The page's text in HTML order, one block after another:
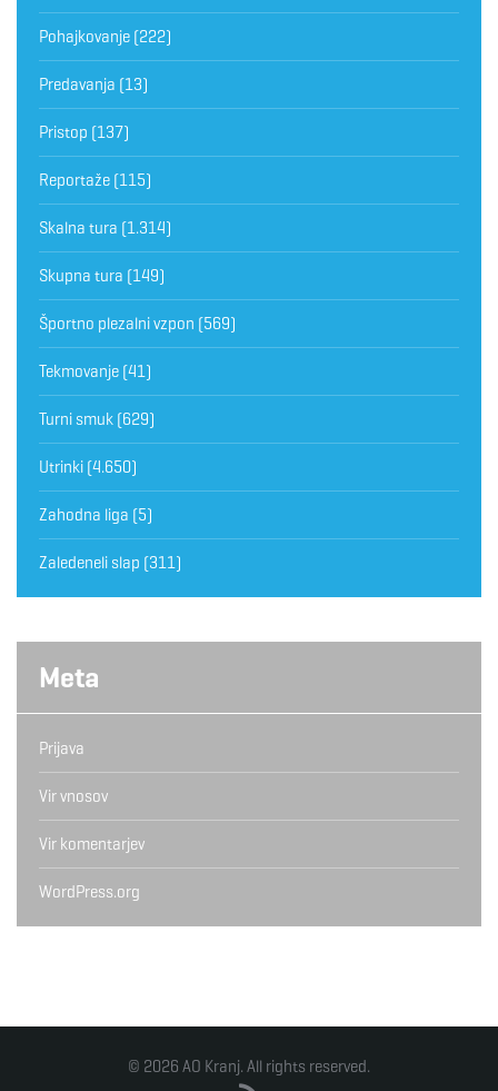
Pohajkovanje (222)
Predavanja (13)
Pristop (137)
Reportaže (115)
Skalna tura (1.314)
Skupna tura (149)
Športno plezalni vzpon (569)
Tekmovanje (41)
Turni smuk (629)
Utrinki (4.650)
Zahodna liga (5)
Zaledeneli slap (311)
Meta
Prijava
Vir vnosov
Vir komentarjev
WordPress.org
© 2026 AO Kranj. All rights reserved.